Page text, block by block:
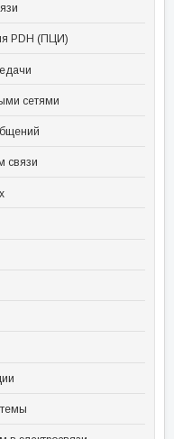
PDH (ПЦИ)
сетями
связи